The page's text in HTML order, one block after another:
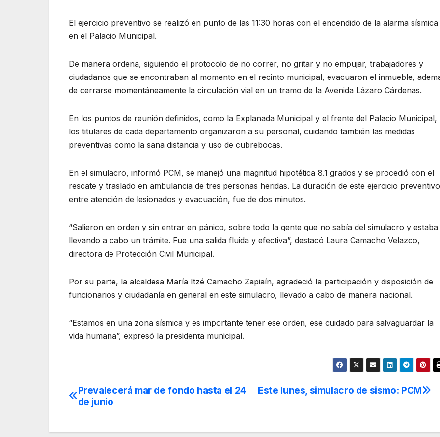
El ejercicio preventivo se realizó en punto de las 11:30 horas con el encendido de la alarma sísmica
en el Palacio Municipal.
De manera ordena, siguiendo el protocolo de no correr, no gritar y no empujar, trabajadores y
ciudadanos que se encontraban al momento en el recinto municipal, evacuaron el inmueble,
de cerrarse momentáneamente la circulación vial en un tramo de la Avenida Lázaro Cárdenas.
En los puntos de reunión definidos, como la Explanada Municipal y el frente del Palacio Municipal,
los titulares de cada departamento organizaron a su personal, cuidando también las medidas
preventivas como la sana distancia y uso de cubrebocas.
En el simulacro, informó PCM, se manejó una magnitud hipotética 8.1 grados y se procedió con el
rescate y traslado en ambulancia de tres personas heridas. La duración de este ejercicio
entre atención de lesionados y evacuación, fue de dos minutos.
“Salieron en orden y sin entrar en pánico, sobre todo la gente que no sabía del simulacro y estaba
llevando a cabo un trámite. Fue una salida fluida y efectiva”, destacó Laura Camacho Velazco,
directora de Protección Civil Municipal.
Por su parte, la alcaldesa María Itzé Camacho Zapiaín, agradeció la participación y disposición de
funcionarios y ciudadanía en general en este simulacro, llevado a cabo de manera nacional.
“Estamos en una zona sísmica y es importante tener ese orden, ese cuidado para salvaguardar la
vida humana”, expresó la presidenta municipal.
Navegación
Este lunes, simulacro de sismo: PCM
Prevalecerá mar de fondo hasta el 24
de junio